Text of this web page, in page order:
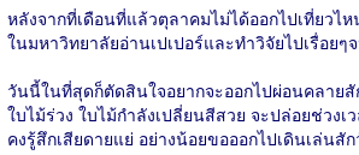
หลังจากที่เดือนที่แล้วตุลาคมไม่ได้ออกไปเที่ยวไ
ในมหาวิทยาลัยอ่านเปเปอร์และทำวิจัยไปเรื่อยๆ
วันนี้ในที่สุดก็ตัดสินใจอยากจะออกไปผ่อนคลาย
ใบไม้ร่วง ใบไม้กำลังเปลี่ยนสีสวย จะปล่อยช่วง
คงรู้สึกเสียดายแย่ อย่างน้อยขอออกไปเดินเล่นสั